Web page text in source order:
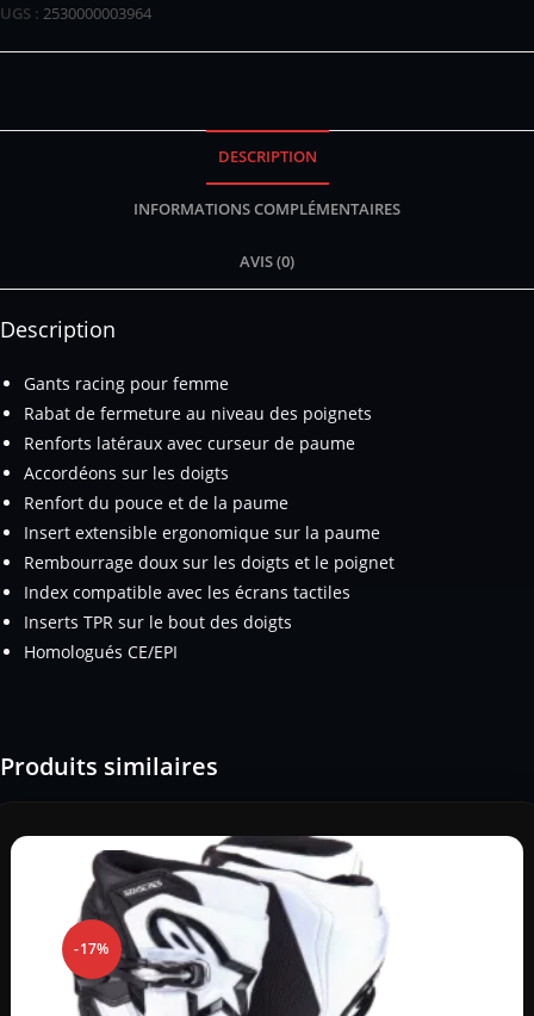
UGS : 2530000003964
DESCRIPTION
INFORMATIONS COMPLÉMENTAIRES
AVIS (0)
Description
Gants racing pour femme
Rabat de fermeture au niveau des poignets
Renforts latéraux avec curseur de paume
Accordéons sur les doigts
Renfort du pouce et de la paume
Insert extensible ergonomique sur la paume
Rembourrage doux sur les doigts et le poignet
Index compatible avec les écrans tactiles
Inserts TPR sur le bout des doigts
Homologués CE/EPI
Produits similaires
-17%